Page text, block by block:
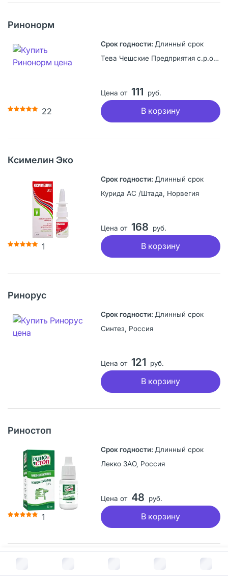
В корзину за руб.
Ринонорм
22
Длинный срок
Тева Чешские Предприятия с.р.о., Чешская Республика
Цена от 111 руб.
В корзину
Ксимелин Эко
1
Длинный срок
Курида АС /Штада, Норвегия
Цена от 168 руб.
В корзину
Ринорус
Длинный срок
Синтез, Россия
Цена от 121 руб.
В корзину
Риностоп
1
Длинный срок
Лекко ЗАО, Россия
Цена от 48 руб.
В корзину